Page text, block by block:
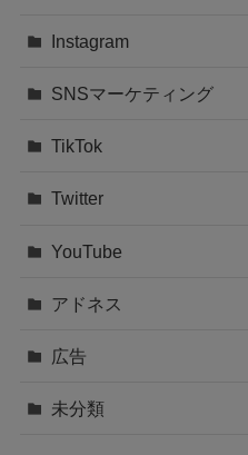
Instagram
SNSマーケティング
TikTok
Twitter
YouTube
アドネス
広告
未分類